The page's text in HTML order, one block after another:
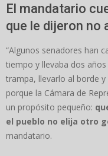
El mandatario
que le dijeron no
“Algunos senadores han
tiempo y llevaba dos
trampa, llevarlo al borde
porque la Cámara de
un propósito pequeño:
el pueblo no elija otro
mandatario.